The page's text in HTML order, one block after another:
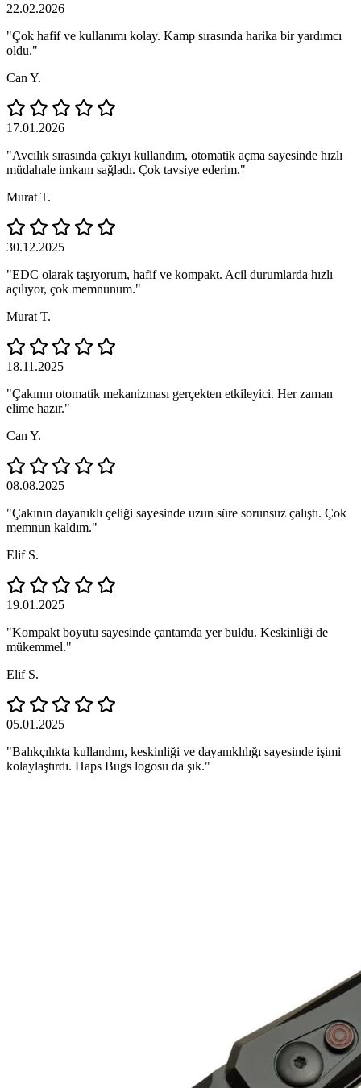
22.02.2026
"Çok hafif ve kullanımı kolay. Kamp sırasında harika bir yardımcı
oldu."
Can Y.
17.01.2026
"Avcılık sırasında çakıyı kullandım, otomatik açma sayesinde hızlı
müdahale imkanı sağladı. Çok tavsiye ederim."
Murat T.
30.12.2025
"EDC olarak taşıyorum, hafif ve kompakt. Acil durumlarda hızlı
açılıyor, çok memnunum."
Murat T.
18.11.2025
"Çakının otomatik mekanizması gerçekten etkileyici. Her zaman
elime hazır."
Can Y.
08.08.2025
"Çakının dayanıklı çeliği sayesinde uzun süre sorunsuz çalıştı. Çok
memnun kaldım."
Elif S.
19.01.2025
"Kompakt boyutu sayesinde çantamda yer buldu. Keskinliği de
mükemmel."
Elif S.
05.01.2025
"Balıkçılıkta kullandım, keskinliği ve dayanıklılığı sayesinde işimi
kolaylaştırdı. Haps Bugs logosu da şık."